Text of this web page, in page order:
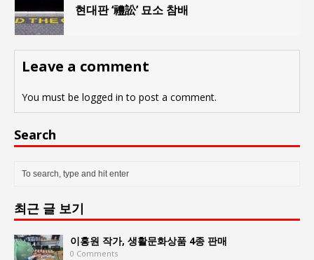
현대판 ‘禮訟’ 묘소 참배
Leave a comment
You must be logged in to post a comment.
Search
최근 글 보기
이홍원 작가, 생활문화상품 4종 판매
0 Comments